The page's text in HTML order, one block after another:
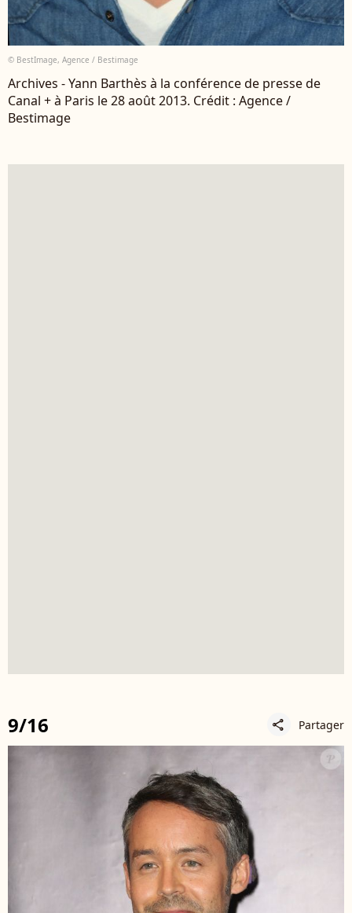
© BestImage, Agence / Bestimage
Archives - Yann Barthès à la conférence de presse de
Canal + à Paris le 28 août 2013. Crédit : Agence /
Bestimage
9/16 share Partager